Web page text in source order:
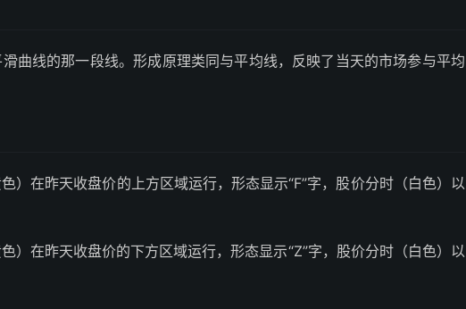
曲线的那一段线。形成原理类同与平均线，反映了当天的市场参与平均
）在昨天收盘价的上方区域运行，形态显示“F”字，股价分时（白色）以
）在昨天收盘价的下方区域运行，形态显示“Z”字，股价分时（白色）以